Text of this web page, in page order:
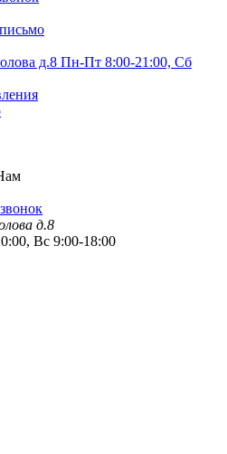
д.8 Пн-Пт 8:00-21:00, Сб
д.8
Вс 9:00-18:00